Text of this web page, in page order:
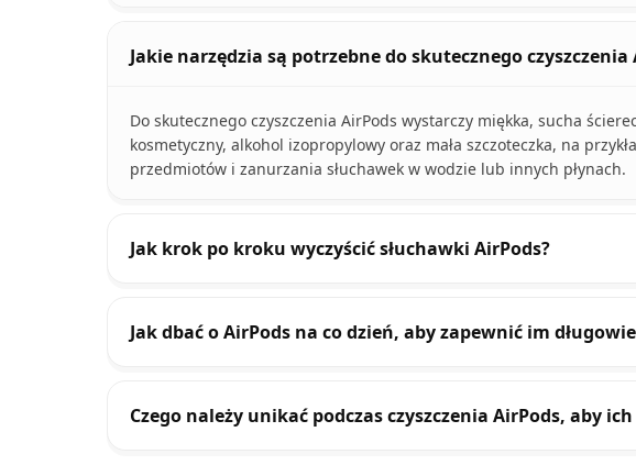
Jakie narzędzia są potrzebne do skutecznego czyszczenia
Do skutecznego czyszczenia AirPods wystarczy miękka, sucha
kosmetyczny, alkohol izopropylowy oraz mała szczoteczka, na
przedmiotów i zanurzania słuchawek w wodzie lub innych płynach.
Jak krok po kroku wyczyścić słuchawki AirPods?
Jak dbać o AirPods na co dzień, aby zapewnić im
Czego należy unikać podczas czyszczenia AirPods, aby